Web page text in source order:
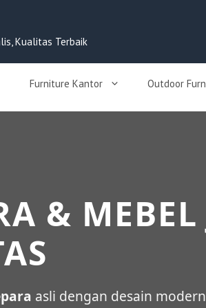
Kualitas Terbaik
Furniture Kantor Outdoor
& MEBEL
asli dengan desain